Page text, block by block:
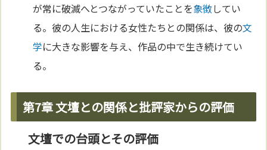
が常に破滅へとつながっていたことを象徴してい
る。彼の人生における女性たちとの関係は、彼の文
学に大きな影響を与え、作品の中で生き続けてい
る。
第7章 文壇との関係と批評家からの評価
文壇での台頭とその評価